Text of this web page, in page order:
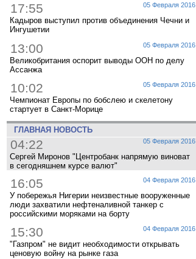
05 Февраля 2016
17:55
Кадыров выступил против объединения Чечни и
Ингушетии
05 Февраля 2016
13:00
Великобритания оспорит выводы ООН по делу
Ассанжа
05 Февраля 2016
10:02
Чемпионат Европы по бобслею и скелетону
стартует в Санкт-Морице
ГЛАВНАЯ НОВОСТЬ
05 Февраля 2016
04:22
Сергей Миронов "Центробанк напрямую виноват
в сегодняшнем курсе валют"
04 Февраля 2016
16:05
У побережья Нигерии неизвестные вооруженные
люди захватили нефтеналивной танкер с
российскими моряками на борту
04 Февраля 2016
15:30
"Газпром" не видит необходимости открывать
ценовую войну на рынке газа